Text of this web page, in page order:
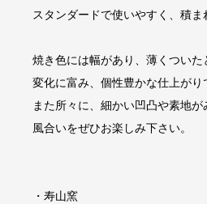
スタンダードで使いやすく、積ま
焼き色には幅があり、薄くつい
変化に富み、個性豊かな仕上がり
また所々に、細かい凹凸や素地
風合いをぜひお楽しみ下さい。
・寿山窯